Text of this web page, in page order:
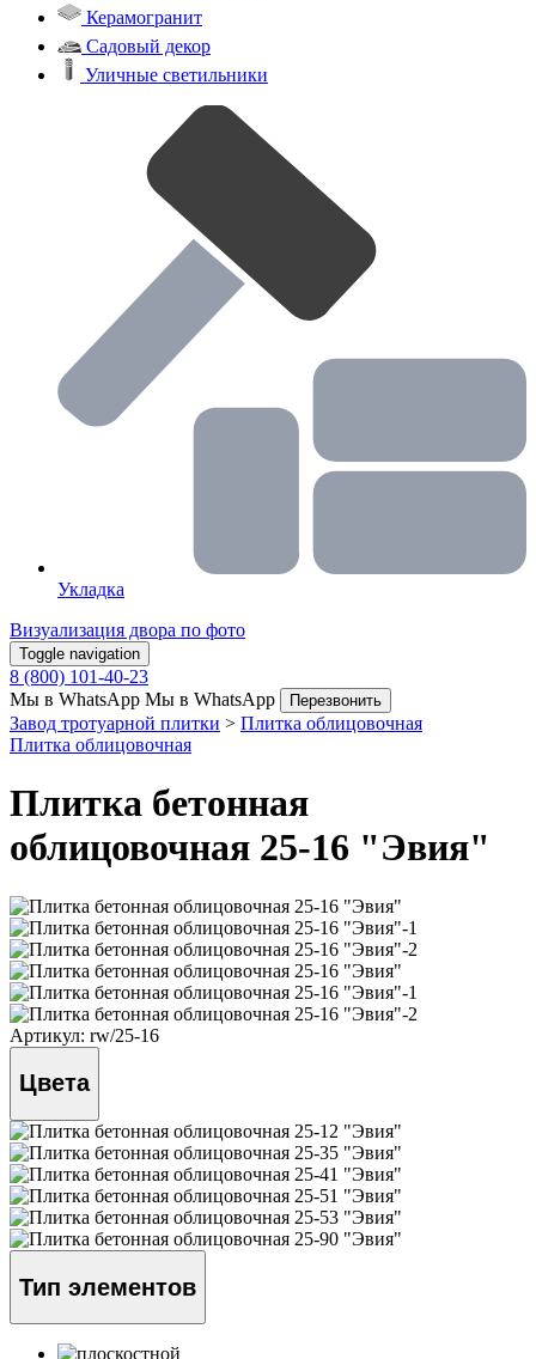
Керамогранит
Садовый декор
Уличные светильники
Укладка
Визуализация двора по фото
Toggle navigation
8 (800) 101-40-23
Мы в WhatsApp Мы в WhatsApp Перезвонить
Завод тротуарной плитки > Плитка облицовочная
Плитка облицовочная
Плитка бетонная
облицовочная 25-16 "Эвия"
Артикул: rw/25-16
Цвета
Тип элементов